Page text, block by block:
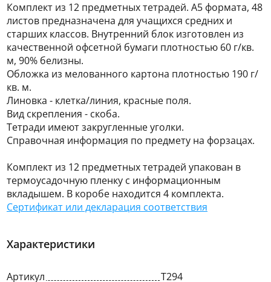
Комплект из 12 предметных тетрадей. А5 формата, 48
листов предназначена для учащихся средних и
старших классов. Внутренний блок изготовлен из
качественной офсетной бумаги плотностью 60 г/кв.
м, 90% белизны.
Обложка из мелованного картона плотностью 190 г/
кв. м.
Линовка - клетка/линия, красные поля.
Вид скрепления - скоба.
Тетради имеют закругленные уголки.
Справочная информация по предмету на форзацах.
Комплект из 12 предметных тетрадей упакован в
термоусадочную пленку с информационным
вкладышем. В коробе находится 4 комплекта.
Сертификат или декларация соответствия
Характеристики
Артикул Т294